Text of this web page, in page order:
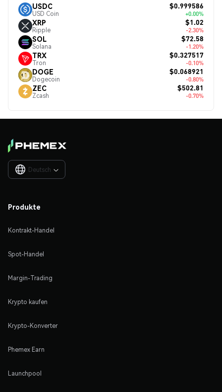
USDC
USD Coin
$0.999586
+0.00%
XRP
Ripple
$1.02
-2.30%
SOL
Solana
$72.58
-1.20%
TRX
Tron
$0.327517
-0.10%
DOGE
Dogecoin
$0.068921
-0.80%
ZEC
Zcash
$502.81
-0.70%
Deutsch 
Produkte
Kontrakt-Handel
Spot-Handel
Margin-Trading
Krypto kaufen
Krypto-Konverter
Phemex Earn
Launchpool